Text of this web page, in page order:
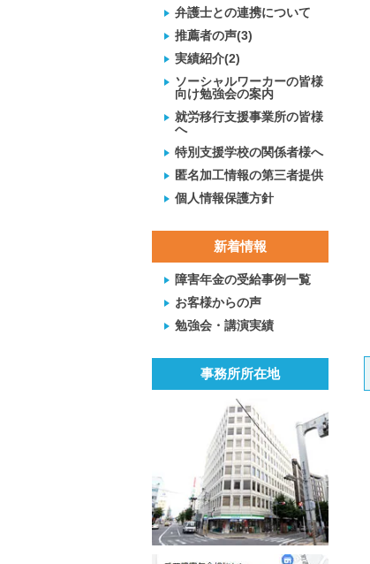
弁護士との連携について
推薦者の声(3)
実績紹介(2)
ソーシャルワーカーの皆様
向け勉強会の案内
就労移行支援事業所の皆様
へ
特別支援学校の関係者様へ
匿名加工情報の第三者提供
個人情報保護方針
新着情報
障害年金の受給事例一覧
お客様からの声
勉強会・講演実績
事務所所在地